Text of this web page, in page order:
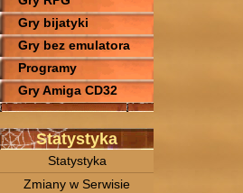
Gry bijatyki
Gry bez emulatora
Programy
Gry Amiga CD32
Statystyka
Statystyka
Zmiany w Serwisie